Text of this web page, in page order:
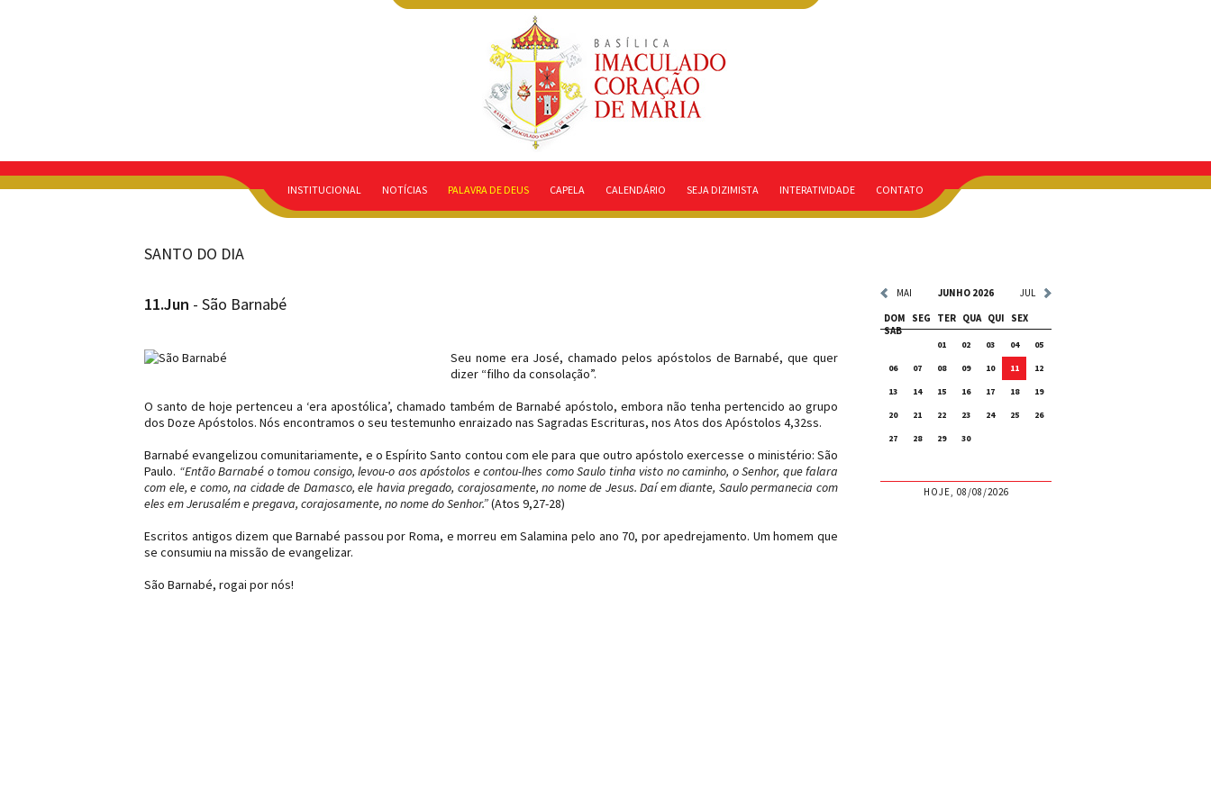
INSTITUCIONAL NOTÍCIAS PALAVRA DE DEUS CAPELA CALENDÁRIO SEJA DIZIMISTA INTERATIVIDADE CONTATO
SANTO DO DIA
MAI JUNHO 2026
JUL
DOM
SEG TER QUA QUI
SEX
SAB
01 02 03 04
05
06
07 08 09 10 11
12
13
14 15 16 17 18
19
20
21 22 23 24 25
26
27
28 29 30
HOJE, 08/08/2026
11.Jun - São Barnabé
Seu nome era José, chamado pelos apóstolos de Barnabé, que quer
dizer “filho da consolação”.
O santo de hoje pertenceu a ‘era apostólica’, chamado também de Barnabé apóstolo, embora não tenha pertencido ao grupo
dos Doze Apóstolos. Nós encontramos o seu testemunho enraizado nas Sagradas Escrituras, nos Atos dos Apóstolos 4,32ss.
Barnabé evangelizou comunitariamente, e o Espírito Santo contou com ele para que outro apóstolo exercesse o ministério: São
Paulo. “Então Barnabé o tomou consigo, levou-o aos apóstolos e contou-lhes como Saulo tinha visto no caminho, o Senhor, que falara
com ele, e como, na cidade de Damasco, ele havia pregado, corajosamente, no nome de Jesus. Daí em diante, Saulo permanecia com
eles em Jerusalém e pregava, corajosamente, no nome do Senhor.”(Atos 9,27-28)
Escritos antigos dizem que Barnabé passou por Roma, e morreu em Salamina pelo ano 70, por apedrejamento. Um homem que
se consumiu na missão de evangelizar.
São Barnabé, rogai por nós!